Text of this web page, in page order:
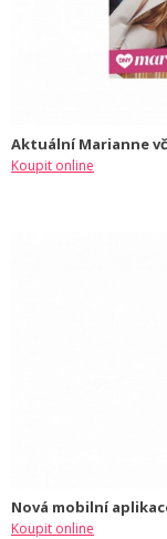
Aktuální Marianne
Koupit online
Nová mobilní
Koupit online